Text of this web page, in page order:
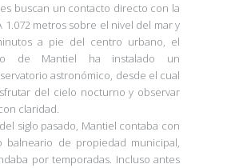
buscan un contacto directo con la
1.072 metros sobre el nivel del mar y
a pie del centro urbano, el
de Mantiel ha instalado un
astronómico, desde el cual
del cielo nocturno y observar
claridad.
siglo pasado, Mantiel contaba con
balneario de propiedad municipal,
por temporadas. Incluso antes